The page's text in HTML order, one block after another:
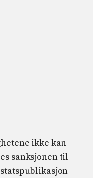
ikke kan
sanksjonen til